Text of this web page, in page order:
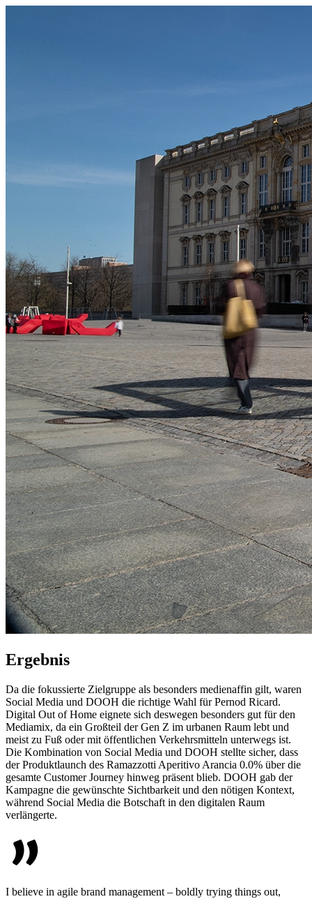
Ergebnis
Da die fokussierte Zielgruppe als besonders medienaffin gilt, waren
Social Media und DOOH die richtige Wahl für Pernod Ricard.
Digital Out of Home eignete sich deswegen besonders gut für den
Mediamix, da ein Großteil der Gen Z im urbanen Raum lebt und
meist zu Fuß oder mit öffentlichen Verkehrsmitteln unterwegs ist.
Die Kombination von Social Media und DOOH stellte sicher, dass
der Produktlaunch des Ramazzotti Aperitivo Arancia 0.0% über die
gesamte Customer Journey hinweg präsent blieb. DOOH gab der
Kampagne die gewünschte Sichtbarkeit und den nötigen Kontext,
während Social Media die Botschaft in den digitalen Raum
verlängerte.
I believe in agile brand management – boldly trying things out,